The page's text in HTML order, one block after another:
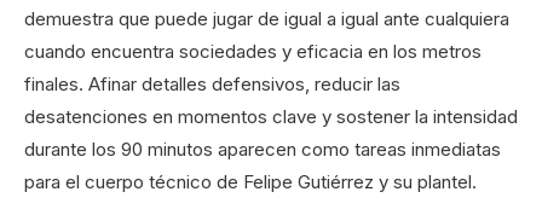
demuestra que puede jugar de igual a igual ante cualquiera
cuando encuentra sociedades y eficacia en los metros
finales. Afinar detalles defensivos, reducir las
desatenciones en momentos clave y sostener la intensidad
durante los 90 minutos aparecen como tareas inmediatas
para el cuerpo técnico de Felipe Gutiérrez y su plantel.